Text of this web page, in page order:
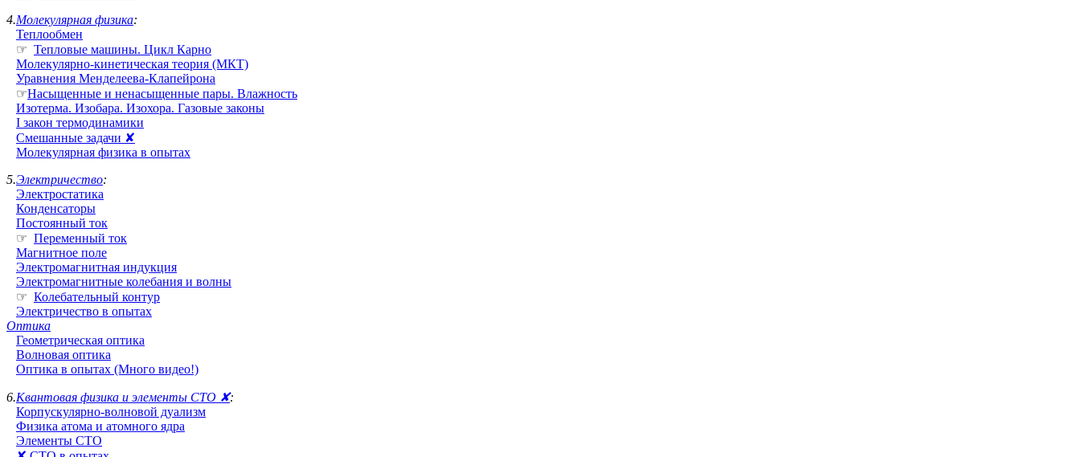
4.Молекулярная физика:
Теплообмен
☞ Тепловые машины. Цикл Карно
Молекулярно-кинетическая теория (МКТ)
Уравнения Менделеева-Клапейрона
☞Насыщенные и ненасыщенные пары. Влажность
Изотерма. Изобара. Изохора. Газовые законы
I закон термодинамики
Смешанные задачи ✘
Молекулярная физика в опытах
5.Электричество:
Электростатика
Конденсаторы
Постоянный ток
☞ Переменный ток
Магнитное поле
Электромагнитная индукция
Электромагнитные колебания и волны
☞ Колебательный контур
Электричество в опытах
Оптика
Геометрическая оптика
Волновая оптика
Оптика в опытах (Много видео!)
6.Квантовая физика и элементы СТО ✘:
Корпускулярно-волновой дуализм
Физика атома и атомного ядра
Элементы СТО